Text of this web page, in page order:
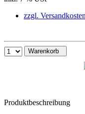
zzgl. Versandkosten
Warenkorb
Produktbeschreibung